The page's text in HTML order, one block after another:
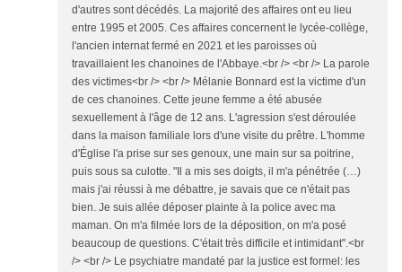
d'autres sont décédés. La majorité des affaires ont eu lieu
entre 1995 et 2005. Ces affaires concernent le lycée-collège,
l'ancien internat fermé en 2021 et les paroisses où
travaillaient les chanoines de l'Abbaye.<br /> <br /> La parole
des victimes<br /> <br /> Mélanie Bonnard est la victime d'un
de ces chanoines. Cette jeune femme a été abusée
sexuellement à l'âge de 12 ans. L'agression s'est déroulée
dans la maison familiale lors d'une visite du prêtre. L'homme
d'Église l'a prise sur ses genoux, une main sur sa poitrine,
puis sous sa culotte. "Il a mis ses doigts, il m'a pénétrée (…)
mais j'ai réussi à me débattre, je savais que ce n'était pas
bien. Je suis allée déposer plainte à la police avec ma
maman. On m'a filmée lors de la déposition, on m'a posé
beaucoup de questions. C'était très difficile et intimidant".<br
/> <br /> Le psychiatre mandaté par la justice est formel: les